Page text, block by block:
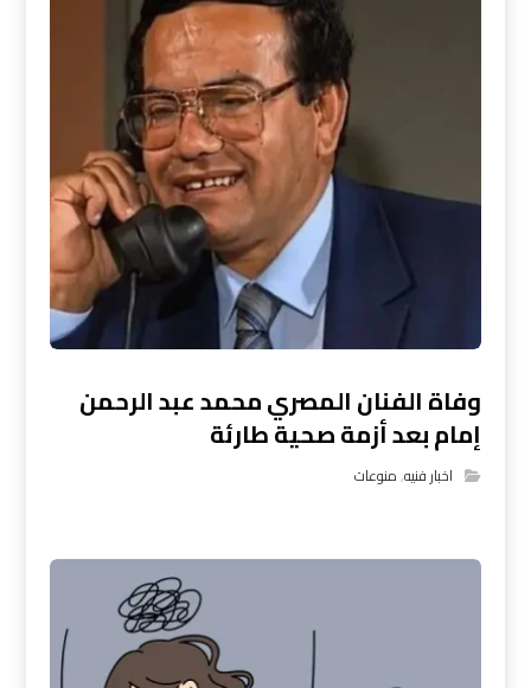
وفاة الفنان المصري محمد عبد الرحمن
إمام بعد أزمة صحية طارئة
اخبار فنيه,منوعات